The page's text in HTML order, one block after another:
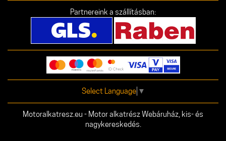
Partnereink a szállításban:
Select Language ▼
Motoralkatresz.eu - Motor alkatrész Webáruház, kis- és
nagykereskedés.